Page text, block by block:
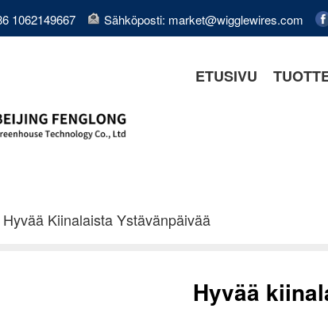
1062149667 Sähköposti: market@wigglewires.com
ETUSIVU
Hyvää Kiinalaista Ystävänpäivää
Hyvää